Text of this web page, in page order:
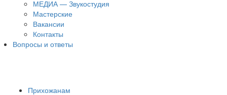
МЕДИА — Звукостудия
Мастерские
Вакансии
Контакты
Вопросы и ответы
Прихожанам